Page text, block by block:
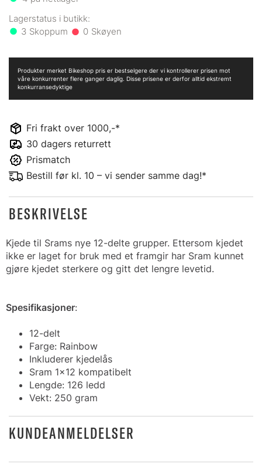
3 0
Fri frakt over 1000,-*
30 dagers returrett
Prismatch
Bestill før kl. 10 – vi sender samme dag!*
Produkter merket Bikeshop pris er bestselgere der vi kontrollerer prisen mot
våre konkurrenter flere ganger daglig. Disse prisene er derfor alltid ekstremt
konkurransedyktige
BESKRIVELSE
Kjede til Srams nye 12-delte grupper. Ettersom kjedet
ikke er laget for bruk med et framgir har Sram kunnet
gjøre kjedet sterkere og gitt det lengre levetid.
Spesifikasjoner:
12-delt
Farge: Rainbow
Inkluderer kjedelås
Sram 1x12 kompatibelt
Lengde: 126 ledd
Vekt: 250 gram
KUNDEANMELDELSER